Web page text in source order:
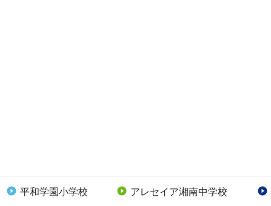
 平和学園小学校  アレセイア湘南中学校 